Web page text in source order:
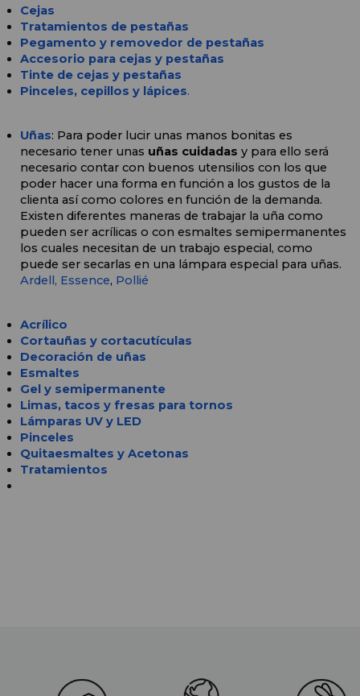
Cejas
Tratamientos de pestañas
Pegamento y removedor de pestañas
Accesorio para cejas y pestañas
Tinte de cejas y pestañas
Pinceles, cepillos y lápices.
Uñas: Para poder lucir unas manos bonitas es
necesario tener unas uñas cuidadas y para ello será
necesario contar con buenos utensilios con los que
poder hacer una forma en función a los gustos de la
clienta así como colores en función de la demanda.
Existen diferentes maneras de trabajar la uña como
pueden ser acrílicas o con esmaltes semipermanentes
los cuales necesitan de un trabajo especial, como
Ardell, Essence, Pollié
Acrílico
Cortauñas y cortacutículas
Decoración de uñas
Esmaltes
Gel y semipermanente
Limas, tacos y fresas para tornos
Lámparas UV y LED
Pinceles
Quitaesmaltes y Acetonas
Tratamientos